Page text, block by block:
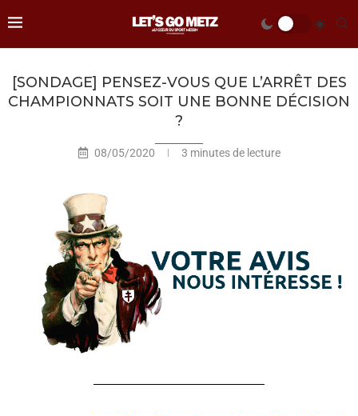
[SONDAGE] PENSEZ-VOUS QUE L’ARRÊT DES
CHAMPIONNATS SOIT UNE BONNE DÉCISION
?
08/05/2020 3 minutes de lecture